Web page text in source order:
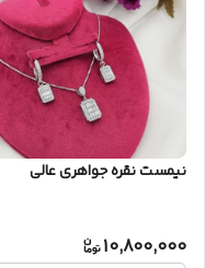
نیمست نقره جواهری عالی
10,800,000